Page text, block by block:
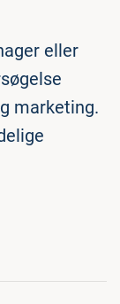
eller
marketing.